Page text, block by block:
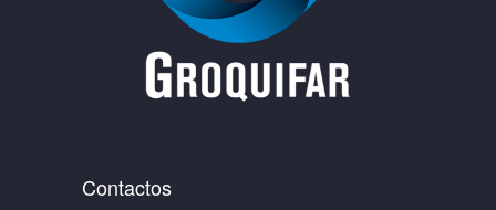
Contactos